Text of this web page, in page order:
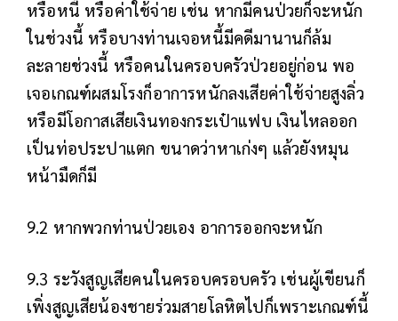
หรือหนี้ หรือค่าใช้จ่าย เช่น หากมีคนป่วยก็จะหนัก
ในช่วงนี้ หรือบางท่านเจอหนี้มีคดีมานานก็ล้ม
ละลายช่วงนี้ หรือคนในครอบครัวป่วยอยู่ก่อน พอ
เจอเกณฑ์ผสมโรงก็อาการหนักลงเสียค่าใช้จ่ายสูงลิ่ว
หรือมีโอกาสเสียเงินทองกระเป๋าแฟบ เงินไหลออก
เป็นท่อประปาแตก ขนาดว่าหาเก่งๆ แล้วยังหมุน
หน้ามืดก็มี
9.2 หากพวกท่านป่วยเอง อาการออกจะหนัก
9.3 ระวังสูญเสียคนในครอบครอบครัว เช่นผู้เขียนก็
เพิ่งสูญเสียน้องชายร่วมสายโลหิตไปก็เพราะเกณฑ์นี้